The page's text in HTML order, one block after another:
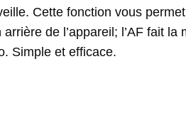
Cette fonction vous
de l’appareil; l’AF fait la
Simple et efficace.